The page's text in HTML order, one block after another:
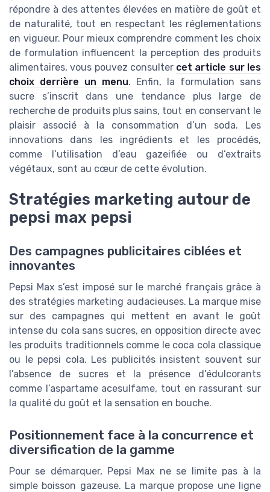
répondre à des attentes élevées en matière de goût et
de naturalité, tout en respectant les réglementations
en vigueur. Pour mieux comprendre comment les choix
de formulation influencent la perception des produits
alimentaires, vous pouvez consulter cet article sur les
choix derrière un menu. Enfin, la formulation sans
sucre s’inscrit dans une tendance plus large de
recherche de produits plus sains, tout en conservant le
plaisir associé à la consommation d’un soda. Les
innovations dans les ingrédients et les procédés,
comme l’utilisation d’eau gazeifiée ou d’extraits
végétaux, sont au cœur de cette évolution.
Stratégies marketing autour de
pepsi max pepsi
Des campagnes publicitaires ciblées et
innovantes
Pepsi Max s’est imposé sur le marché français grâce à
des stratégies marketing audacieuses. La marque mise
sur des campagnes qui mettent en avant le goût
intense du cola sans sucres, en opposition directe avec
les produits traditionnels comme le coca cola classique
ou le pepsi cola. Les publicités insistent souvent sur
l’absence de sucres et la présence d’édulcorants
comme l’aspartame acesulfame, tout en rassurant sur
la qualité du goût et la sensation en bouche.
Positionnement face à la concurrence et
diversification de la gamme
Pour se démarquer, Pepsi Max ne se limite pas à la
simple boisson gazeuse. La marque propose une ligne